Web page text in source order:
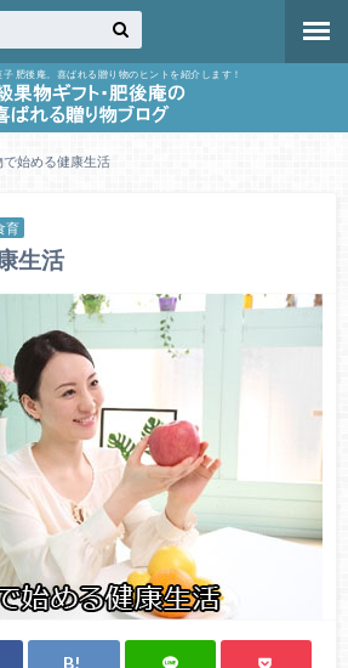
肥後庵。喜ばれる贈り物のヒントを紹介します！
で始める健康生活
育
生活